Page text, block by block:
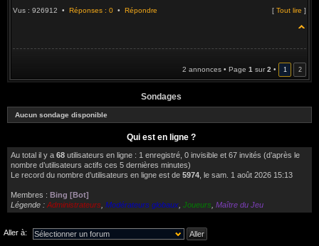
Vus : 926912 • Réponses : 0 • Répondre [ Tout lire ]
2 annonces • Page 1 sur2 • 1 2
Sondages
Aucun sondage disponible
Qui est en ligne ?
Au total il y a 68 utilisateurs en ligne : 1 enregistré, 0 invisible et 67 invités (d’après le
nombre d’utilisateurs actifs ces 5 dernières minutes)
Le record du nombre d’utilisateurs en ligne est de 5974 , le sam. 1 août 2026 15:13
Membres : Bing [Bot]
Légende : Administrateurs Modérateurs globaux Joueurs Maître du Jeu
Aller à: